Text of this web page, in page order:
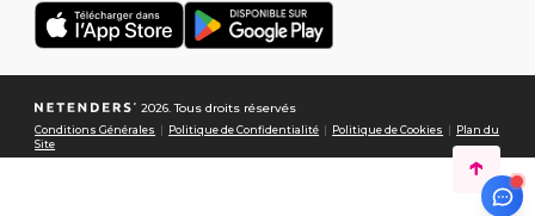
2026. Tous droits réservés
Conditions Générales Politique de Confidentialité Politique de Cookies
Plan du
Site